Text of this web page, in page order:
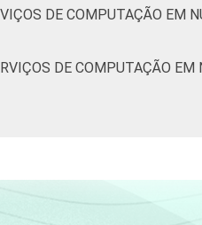
DE COMPUTAÇÃO EM
DE COMPUTAÇÃO